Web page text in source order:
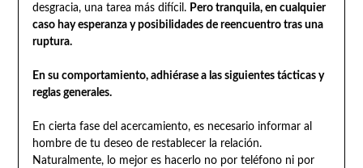
desgracia, una tarea más difícil. Pero tranquila, en cualquier
caso hay esperanza y posibilidades de reencuentro tras una
ruptura.
En su comportamiento, adhiérase a las siguientes tácticas y
reglas generales.
En cierta fase del acercamiento, es necesario informar al
hombre de tu deseo de restablecer la relación.
Naturalmente, lo mejor es hacerlo no por teléfono ni por